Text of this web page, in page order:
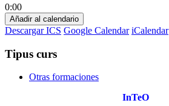
0:00
Añadir al calendario
Descargar ICS Google Calendar iCalendar
Tipus curs
Otras formaciones
InTeO